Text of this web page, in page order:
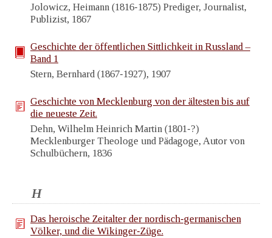
Jolowicz, Heimann (1816-1875) Prediger, Journalist,
Publizist, 1867
Geschichte der öffentlichen Sittlichkeit in Russland –
Band 1
Stern, Bernhard (1867-1927), 1907
Geschichte von Mecklenburg von der ältesten bis auf
die neueste Zeit.
Dehn, Wilhelm Heinrich Martin (1801-?)
Mecklenburger Theologe und Pädagoge, Autor von
Schulbüchern, 1836
H
Das heroische Zeitalter der nordisch-germanischen
Völker, und die Wikinger-Züge.